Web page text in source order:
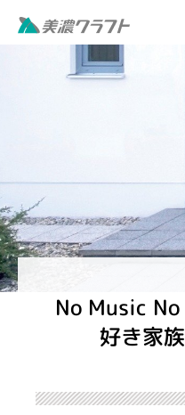
No Music
好き家